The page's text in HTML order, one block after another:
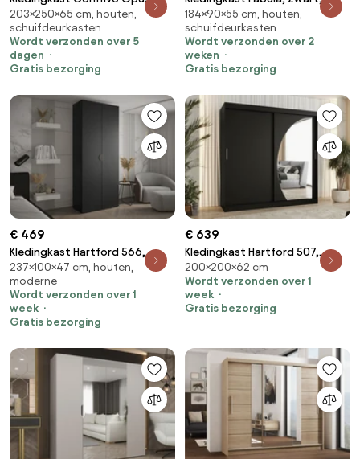
Zwart, 203x250x65cm, 222 kg,
Kledingkast deuren: Schuivend
203×250×65 cm, houten,
schuifdeurkasten
Wordt verzonden over 5
dagen
Gratis bezorging
Artisan eiken, 184x90x55cm,
72.55 kg, Kledingkast deuren:
Met scharnieren
184×90×55 cm, houten,
schuifdeurkasten
Wordt verzonden over 2
weken
Gratis bezorging
€ 469
Kledingkast Hartford 566,
Zwart, 237x100x47cm, 96.8 kg,
Kledingkast deuren: Met
scharnieren
237×100×47 cm, houten,
moderne
Wordt verzonden over 1
week
Gratis bezorging
€ 639
Kledingkast Hartford 507,
Zwart, 200x200x62cm, 159 kg,
Kledingkast deuren: Schuivend
200×200×62 cm
Wordt verzonden over 1
week
Gratis bezorging